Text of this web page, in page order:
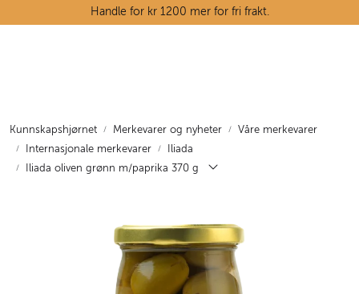
Skip to main contentHandle for kr 1200 mer for fri frakt.
Kunnskapshjørnet Merkevarer og nyheter
Våre merkevarer
Internasjonale merkevarer
Iliada
Iliada oliven grønn m/paprika 370 g
Tørrvarehylla
Kunnskapshjørnet